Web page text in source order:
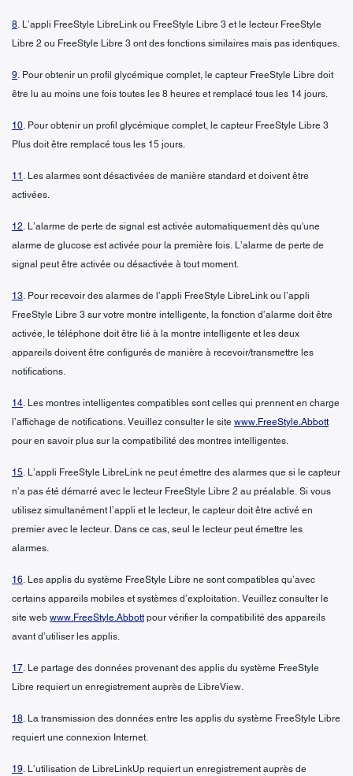
8. L’appli FreeStyle LibreLink ou FreeStyle Libre 3 et le lecteur FreeStyle
Libre 2 ou FreeStyle Libre 3 ont des fonctions similaires mais pas identiques.
9. Pour obtenir un profil glycémique complet, le capteur FreeStyle Libre doit
être lu au moins une fois toutes les 8 heures et remplacé tous les 14 jours.
10. Pour obtenir un profil glycémique complet, le capteur FreeStyle Libre 3
Plus doit être remplacé tous les 15 jours.
11 . Les alarmes sont désactivées de manière standard et doivent être
activées.
12. L’alarme de perte de signal est activée automatiquement dès qu'une
alarme de glucose est activée pour la première fois. L’alarme de perte de
signal peut être activée ou désactivée à tout moment.
13. Pour recevoir des alarmes de l’appli FreeStyle LibreLink ou l’appli
FreeStyle Libre 3 sur votre montre intelligente, la fonction d’alarme doit être
activée, le téléphone doit être lié à la montre intelligente et les deux
appareils doivent être configurés de manière à recevoir/transmettre les
notifications.
14. Les montres intelligentes compatibles sont celles qui prennent en charge
l’affichage de notifications. Veuillez consulter le site www.FreeStyle.Abbott
pour en savoir plus sur la compatibilité des montres intelligentes.
15. L’appli FreeStyle LibreLink ne peut émettre des alarmes que si le capteur
n’a pas été démarré avec le lecteur FreeStyle Libre 2 au préalable. Si vous
utilisez simultanément l’appli et le lecteur, le capteur doit être activé en
premier avec le lecteur. Dans ce cas, seul le lecteur peut émettre les
alarmes.
16. Les applis du système FreeStyle Libre ne sont compatibles qu’avec
certains appareils mobiles et systèmes d’exploitation. Veuillez consulter le
site web www.FreeStyle.Abbott pour vérifier la compatibilité des appareils
avant d’utiliser les applis.
17. Le partage des données provenant des applis du système FreeStyle
Libre requiert un enregistrement auprès de LibreView.
18. La transmission des données entre les applis du système FreeStyle Libre
requiert une connexion Internet.
19. L’utilisation de LibreLinkUp requiert un enregistrement auprès de